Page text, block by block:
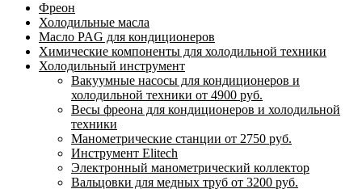
Фреон
Холодильные масла
Масло PAG для кондиционеров
Химические компоненты для холодильной техники
Холодильный инструмент
Вакуумные насосы для кондиционеров и
холодильной техники от 4900 руб.
Весы фреона для кондиционеров и холодильной
техники
Манометрические станции от 2750 руб.
Инструмент Elitech
Электронный манометрический коллектор
Вальцовки для медных труб от 3200 руб.